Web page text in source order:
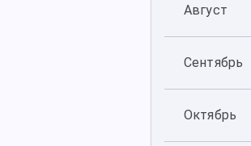
Август
Сентябрь
Октябрь